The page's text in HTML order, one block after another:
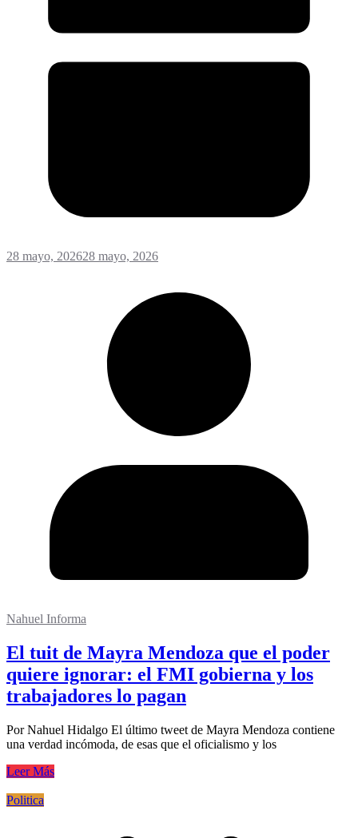
28 mayo, 202628 mayo, 2026
Nahuel Informa
El tuit de Mayra Mendoza que el poder
quiere ignorar: el FMI gobierna y los
trabajadores lo pagan
Por Nahuel Hidalgo El último tweet de Mayra Mendoza contiene
una verdad incómoda, de esas que el oficialismo y los
Leer Más
Politica